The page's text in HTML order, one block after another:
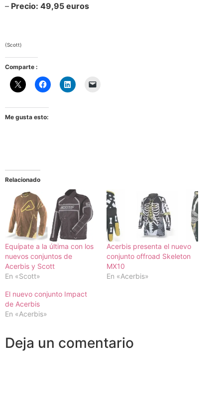
– Precio: 49,95 euros
(Scott)
Comparte :
Me gusta esto:
Relacionado
Equípate a la última con los
nuevos conjuntos de
Acerbis y Scott
En «Scott»
Acerbis presenta el nuevo
conjunto offroad Skeleton
MX10
En «Acerbis»
El nuevo conjunto Impact
de Acerbis
En «Acerbis»
Deja un comentario